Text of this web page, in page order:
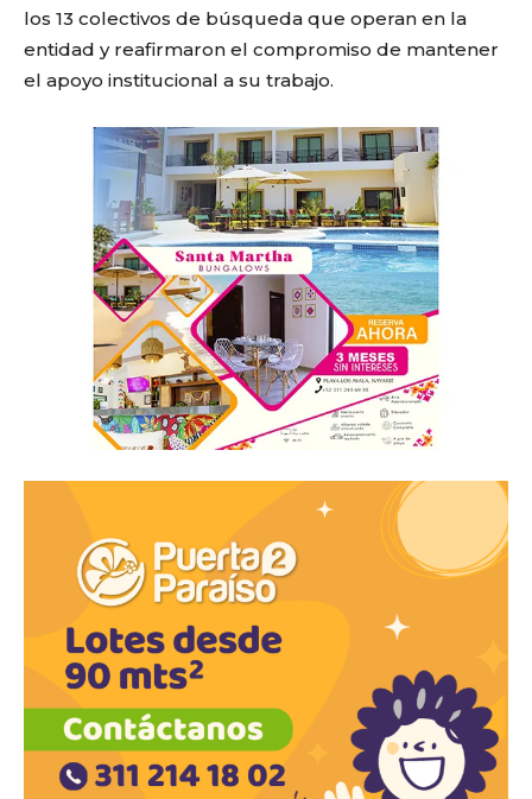
los 13 colectivos de búsqueda que operan en la
entidad y reafirmaron el compromiso de mantener
el apoyo institucional a su trabajo.